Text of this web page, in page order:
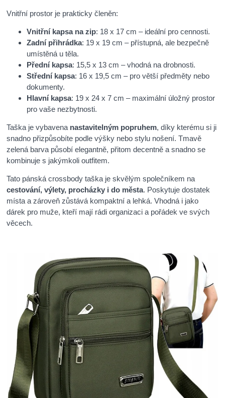
Vnitřní prostor je prakticky členěn:
Vnitřní kapsa na zip: 18 x 17 cm – ideální pro cennosti.
Zadní přihrádka: 19 x 19 cm – přístupná, ale bezpečně
umístěná u těla.
Přední kapsa: 15,5 x 13 cm – vhodná na drobnosti.
Střední kapsa: 16 x 19,5 cm – pro větší předměty nebo
dokumenty.
Hlavní kapsa: 19 x 24 x 7 cm – maximální úložný prostor
pro vaše nezbytnosti.
Taška je vybavena nastavitelným popruhem, díky kterému si ji
snadno přizpůsobíte podle výšky nebo stylu nošení. Tmavě
zelená barva působí elegantně, přitom decentně a snadno se
kombinuje s jakýmkoli outfitem.
Tato pánská crossbody taška je skvělým společníkem na
cestování, výlety, procházky i do města. Poskytuje dostatek
místa a zároveň zůstává kompaktní a lehká. Vhodná i jako
dárek pro muže, kteří mají rádi organizaci a pořádek ve svých
věcech.